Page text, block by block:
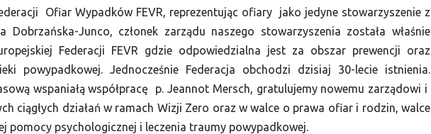
Ofiar Wypadków FEVR, reprezentując ofiary jako jedyne stowarzyszenie z
Dobrzańska-Junco, członek zarządu naszego stowarzyszenia została właśnie
Federacji FEVR gdzie odpowiedzialna jest za obszar prewencji oraz
powypadkowej. Jednocześnie Federacja obchodzi dzisiaj 30-lecie istnienia.
wspaniałą współpracę p. Jeannot Mersch, gratulujemy nowemu zarządowi i
ciągłych działań w ramach Wizji Zero oraz w walce o prawa ofiar i rodzin, walce
pomocy psychologicznej i leczenia traumy powypadkowej.